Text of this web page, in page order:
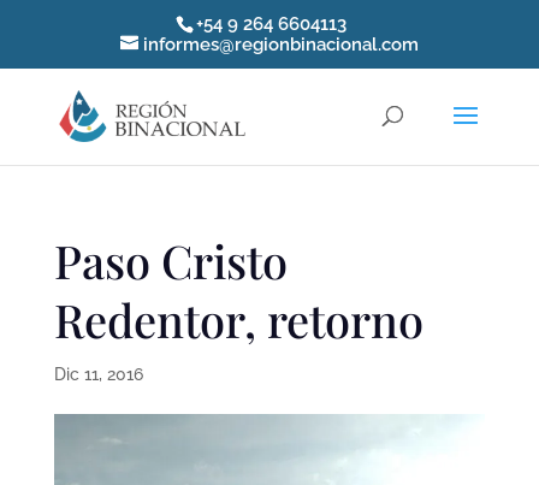
+54 9 264 6604113
informes@regionbinacional.com
Paso Cristo
Redentor, retorno
Dic 11, 2016